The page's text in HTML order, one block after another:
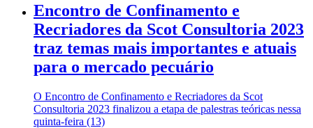
Encontro de Confinamento e
Recriadores da Scot Consultoria 2023
traz temas mais importantes e atuais
para o mercado pecuário
O Encontro de Confinamento e Recriadores da Scot
Consultoria 2023 finalizou a etapa de palestras teóricas nessa
quinta-feira (13)